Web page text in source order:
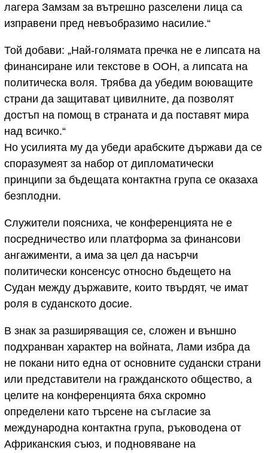
лагера Замзам за вътрешно разселени лица са
изправени пред невъобразимо насилие.“
Той добави: „Най-голямата пречка не е липсата на
финансиране или текстове в ООН, а липсата на
политическа воля. Трябва да убедим воюващите
страни да защитават цивилните, да позволят
достъп на помощ в страната и да поставят мира
над всичко.“
Но усилията му да убеди арабските държави да се
споразумеят за набор от дипломатически
принципи за бъдещата контактна група се оказаха
безплодни.
Служители поясниха, че конференцията не е
посредничество или платформа за финансови
ангажименти, а има за цел да насърчи
политически консенсус относно бъдещето на
Судан между държавите, които твърдят, че имат
роля в суданското досие.
В знак за разширяващия се, сложен и външно
подхранван характер на войната, Лами избра да
не покани нито една от основните судански страни
или представители на гражданското общество, а
целите на конференцията бяха скромно
определени като търсене на съгласие за
международна контактна група, ръководена от
Африканския съюз, и подновяване на